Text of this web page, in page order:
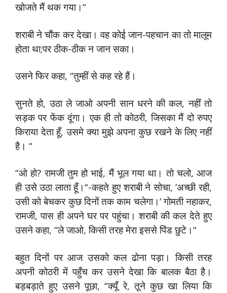
खोजते मैं थक गया।“
शराबी ने चौंक कर देखा। वह कोई जान-पहचान का तो मालूम
होता था;पर ठीक-ठीक न जान सका।
उसने फिर कहा, “तुम्हीं से कह रहे हैं।
सुनते हो, उठा ले जाओ अपनी सान धरने की कल, नहीं तो
सड़क पर फेंक दूंगा। एक ही तो कोठरी, जिसका मैं दो रुपए
किराया देता हूँ, उसमे क्या मुझे अपना कुछ रखने के लिए नहीं
है। “
“ओ हो? रामजी तुम हो भाई, मैं भूल गया था। तो चलो, आज
ही उसे उठा लाता हूँ।“-कहते हुए शराबी ने सोचा, ’अच्छी रही,
उसी को बेचकर कुछ दिनों तक काम चलेगा।’ गोमती नहाकर,
रामजी, पास ही अपने घर पर पहुंचा। शराबी की कल देते हुए
उसने कहा, “ले जाओ, किसी तरह मेरा इससे पिंड छुटे।“
बहुत दिनों पर आज उसको कल ढोना पड़ा। किसी तरह
अपनी कोठरी में पहुँच कर उसने देखा कि बालक बैठा है।
बड़बड़ाते हुए उसने पूछा, “क्यूँ रे, तूने कुछ खा लिया कि